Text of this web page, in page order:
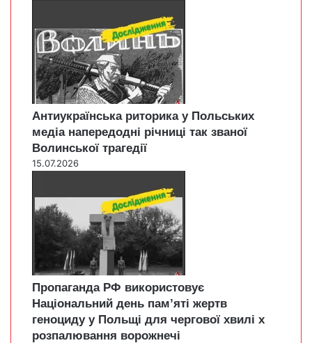
Антиукраїнська риторика у Польських
медіа напередодні річниці так званої
Волинської трагедії
15.07.2026
Пропаганда РФ використовує
Національний день пам’яті жертв
геноциду у Польщі для чергової хвилі х
розпалювання ворожнечі